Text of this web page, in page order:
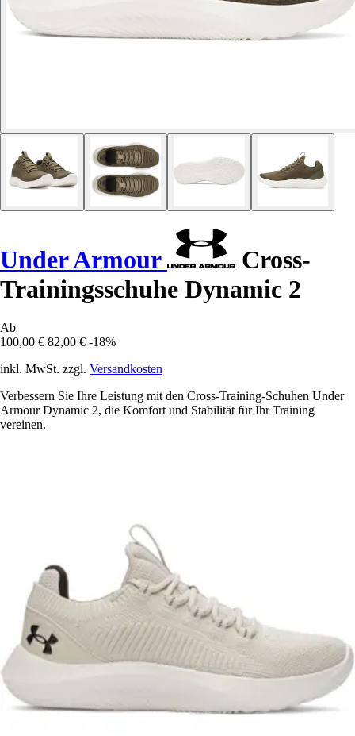
Under Armour
Cross-
Trainingsschuhe Dynamic 2
Ab
100,00 € 82,00 € -18%
inkl. MwSt. zzgl. Versandkosten
Verbessern Sie Ihre Leistung mit den Cross-Training-Schuhen Under
Armour Dynamic 2, die Komfort und Stabilität für Ihr Training
vereinen.